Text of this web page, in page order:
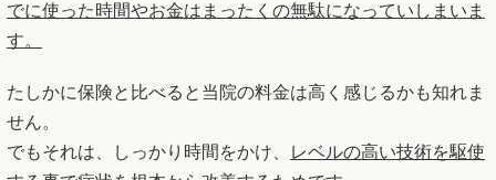
でに使った時間やお金はまったくの無駄になっていしまいま
す。
たしかに保険と比べると当院の料金は高く感じるかも知れま
せん。
でもそれは、しっかり時間をかけ、
レベルの高い技術を駆使